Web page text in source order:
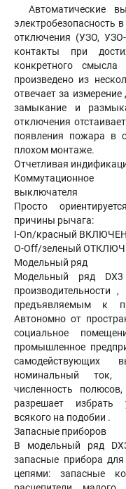
Автоматические
электробезопасность
отключения (УЗО,
контакты при
конкретного
произведено из
отвечает за
замыкание и
отключения
появления пожара в
плохом монтаже.
Отчетливая
Коммутационное
выключателя
Просто
причины рычага:
I-On/красный
O-Off/зеленый
Модельный ряд
Модельный ряд
производительности
предъявляемым к
Автономно от
социальное
промышленное
самодействующих
номинальный ток,
численность
разрешает избрать
всякого на подобии .
Запасные приборов
В модельный ряд
запасные прибора
цепями: запасные